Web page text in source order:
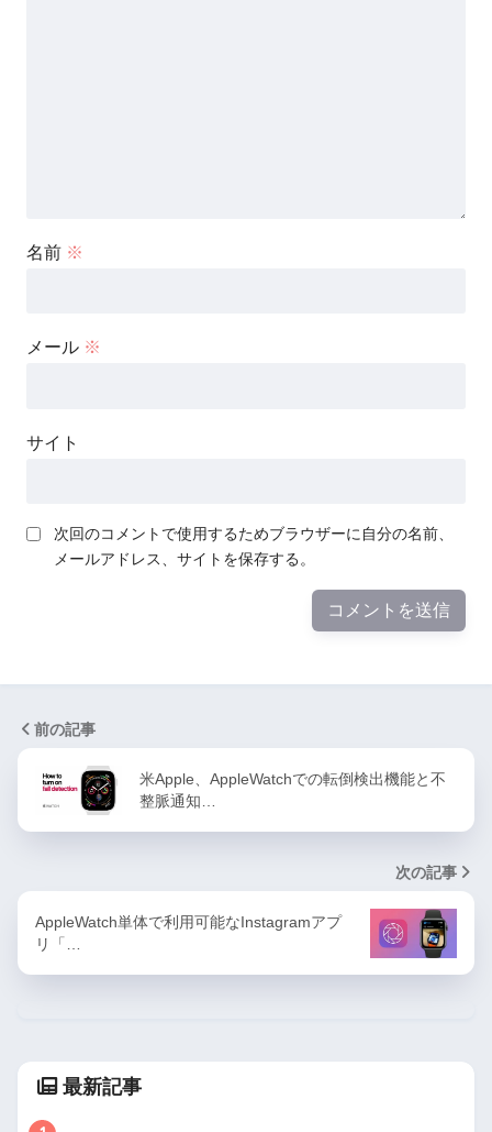
名前 ※
メール ※
サイト
次回のコメントで使用するためブラウザーに自分の名前、
メールアドレス、サイトを保存する。
前の記事
米Apple、AppleWatchでの転倒検出機能と不
整脈通知…
次の記事
AppleWatch単体で利用可能なInstagramアプ
リ「…
最新記事